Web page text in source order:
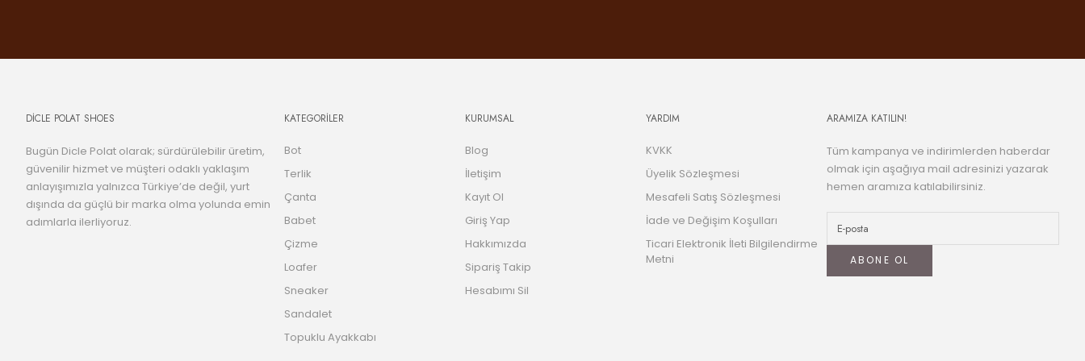
DİCLE POLAT SHOES
Bugün Dicle Polat olarak; sürdürülebilir üretim,
güvenilir hizmet ve müşteri odaklı yaklaşım
anlayışımızla yalnızca Türkiye’de değil, yurt
dışında da güçlü bir marka olma yolunda emin
adımlarla ilerliyoruz.
KATEGORİLER
Bot
Terlik
Çanta
Babet
Çizme
Loafer
Sneaker
Sandalet
Topuklu Ayakkabı
KURUMSAL
Blog
İletişim
Kayıt Ol
Giriş Yap
Hakkımızda
Sipariş Takip
Hesabımı Sil
YARDIM
KVKK
Üyelik Sözleşmesi
Mesafeli Satış Sözleşmesi
İade ve Değişim Koşulları
Ticari Elektronik İleti Bilgilendirme
Metni
ARAMIZA KATILIN!
Tüm kampanya ve indirimlerden haberdar
olmak için aşağıya mail adresinizi yazarak
hemen aramıza katılabilirsiniz.
ABONE OL